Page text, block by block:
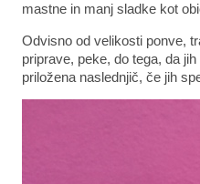
mastne in manj sladke kot
Odvisno od velikosti ponve,
priprave, peke, do tega, da
priložena naslednjič, če jih